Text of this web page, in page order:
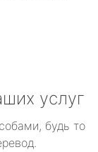
услуг
будь то